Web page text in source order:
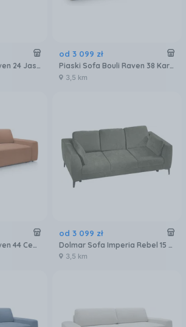
Piaski Sofa Bouli Raven 24 Jasny Beż
od 3 099 zł
Piaski Sofa Bouli Raven 38 Karmelowa
3,5 km
Piaski Sofa Bouli Raven 44 Ceglasta
od 3 099 zł
Dolmar Sofa Imperia Rebel 15 Zielona
3,5 km